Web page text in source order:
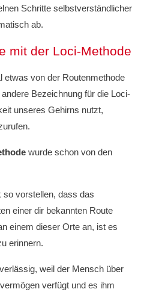
Schritte selbstverständlicher
ab.
mit der Loci-Methode
etwas von der Routenmethode
Bezeichnung für die Loci-
unseres Gehirns nutzt,
wurde schon von den
so vorstellen, dass das
einer dir bekannten Route
einem dieser Orte an, ist es
erinnern.
weil der Mensch über
verfügt und es ihm